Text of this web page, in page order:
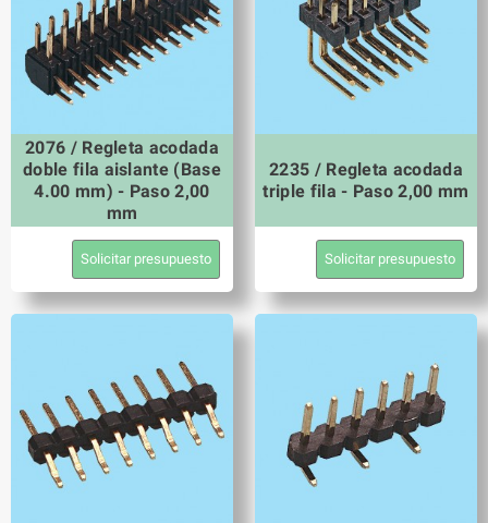
2076 / Regleta acodada
doble fila aislante (Base
4.00 mm) - Paso 2,00
mm
Solicitar presupuesto
2235 / Regleta acodada
triple fila - Paso 2,00 mm
Solicitar presupuesto